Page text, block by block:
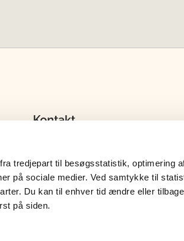
tredjepart til besøgsstatistik, optimering
på sociale medier. Ved samtykke til
Du kan til enhver tid ændre eller
på siden.
Kontakt
Tlf. 72 27 69 00